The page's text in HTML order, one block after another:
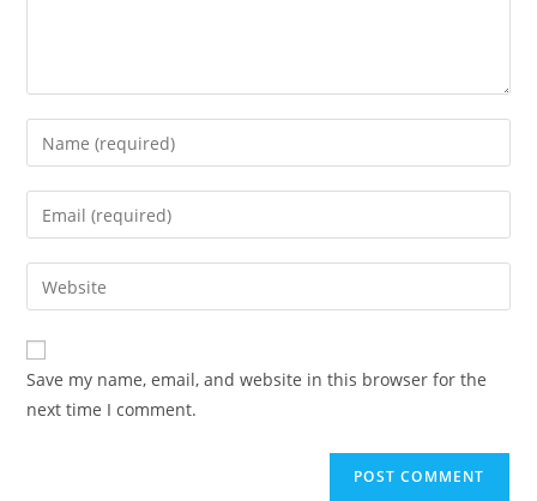
Enter
your
name
comment
Enter
your
email
address
comment
Enter
your
website
URL
(optional)
Save my name, email, and website in this browser for the
next time I comment.